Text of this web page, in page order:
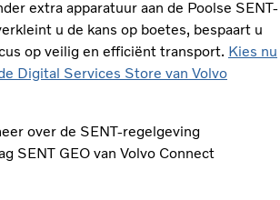
extra apparatuur aan de Poolse SENT-
u de kans op boetes, bespaart u
op veilig en efficiënt transport. Kies nu
Digital Services Store van Volvo
over de SENT-regelgeving
SENT GEO van Volvo Connect